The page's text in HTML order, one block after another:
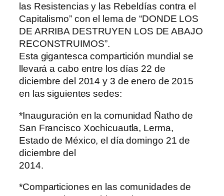
las Resistencias y las Rebeldías contra el
Capitalismo” con el lema de “DONDE LOS
DE ARRIBA DESTRUYEN LOS DE ABAJO
RECONSTRUIMOS”.
Esta gigantesca compartición mundial se
llevará a cabo entre los días 22 de
diciembre del 2014 y 3 de enero de 2015
en las siguientes sedes:
*Inauguración en la comunidad Ñatho de
San Francisco Xochicuautla, Lerma,
Estado de México, el día domingo 21 de
diciembre del
2014.
*Comparticiones en las comunidades de